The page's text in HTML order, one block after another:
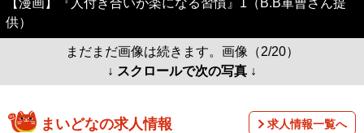
供）
まだまだ画像は続きます。画像（2/20）
↓ スクロールで次の写真 ↓
まいどなの求人情報 求人情報一覧へ